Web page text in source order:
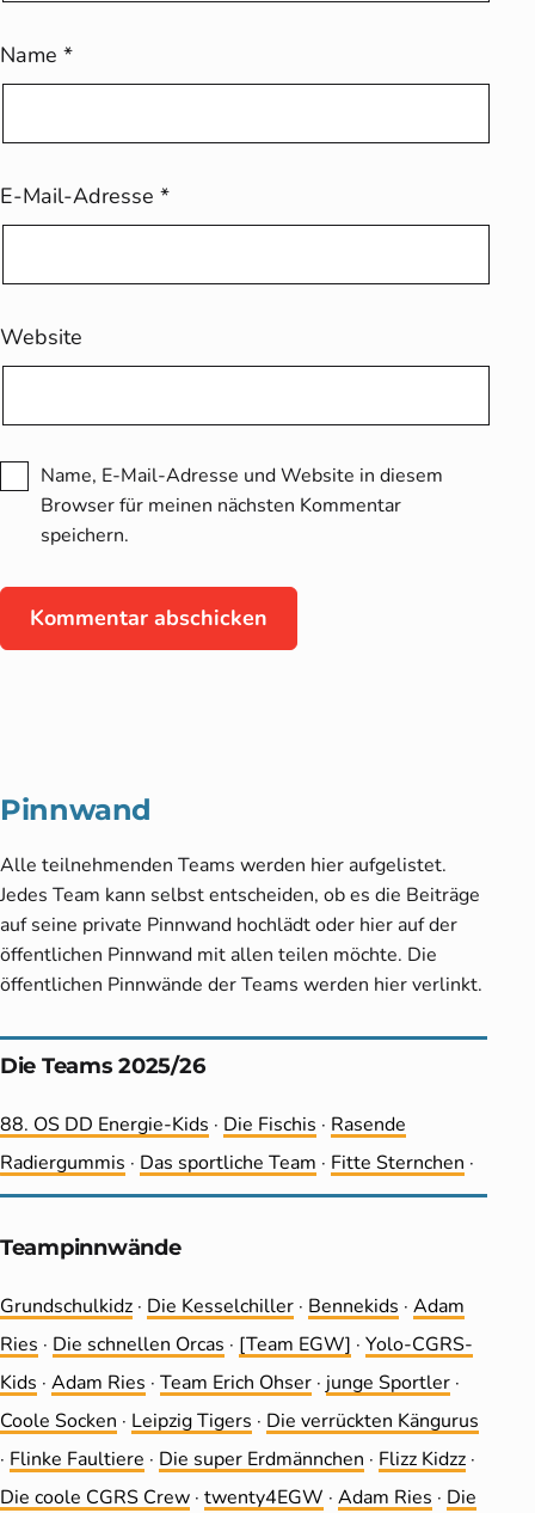
Name *
E-Mail-Adresse *
Website
Name, E-Mail-Adresse und Website in diesem
Browser für meinen nächsten Kommentar
speichern.
Pinnwand
Alle teilnehmenden Teams werden hier aufgelistet.
Jedes Team kann selbst entscheiden, ob es die Beiträge
auf seine private Pinnwand hochlädt oder hier auf der
öffentlichen Pinnwand mit allen teilen möchte. Die
öffentlichen Pinnwände der Teams werden hier verlinkt.
Die Teams 2025/26
88. OS DD Energie-Kids · Die Fischis · Rasende
Radiergummis · Das sportliche Team · Fitte Sternchen ·
Teampinnwände
Grundschulkidz · Die Kesselchiller · Bennekids · Adam
Ries · Die schnellen Orcas · [Team EGW] · Yolo-CGRS-
Kids · Adam Ries · Team Erich Ohser · junge Sportler ·
Coole Socken · Leip­zig Tigers · Die ver­rückten Kängurus
· Flinke Faultiere · Die super Erdmännchen · Flizz Kidzz ·
Die coole CGRS Crew · twenty4EGW · Adam Ries · Die